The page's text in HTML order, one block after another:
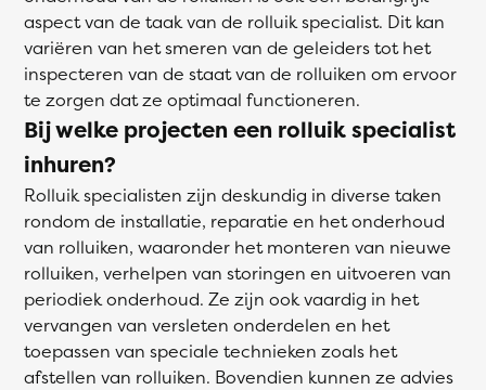
aspect van de taak van de rolluik specialist. Dit kan
variëren van het smeren van de geleiders tot het
inspecteren van de staat van de rolluiken om ervoor
te zorgen dat ze optimaal functioneren.
Bij welke projecten een rolluik specialist
inhuren?
Rolluik specialisten zijn deskundig in diverse taken
rondom de installatie, reparatie en het onderhoud
van rolluiken, waaronder het monteren van nieuwe
rolluiken, verhelpen van storingen en uitvoeren van
periodiek onderhoud. Ze zijn ook vaardig in het
vervangen van versleten onderdelen en het
toepassen van speciale technieken zoals het
afstellen van rolluiken. Bovendien kunnen ze advies